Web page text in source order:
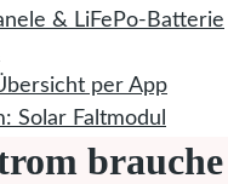
& LiFePo-Batterie
per App
Solar Faltmodul